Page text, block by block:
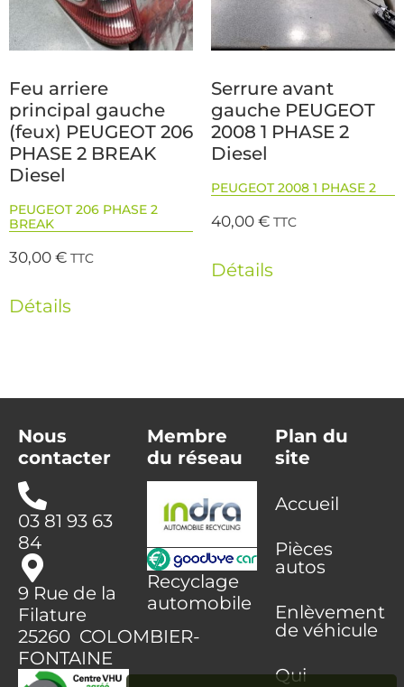
Feu arriere
principal gauche
(feux) PEUGEOT 206
PHASE 2 BREAK
Diesel
PEUGEOT 206 PHASE 2
BREAK
30,00€ TTC
Détails
Serrure avant
gauche PEUGEOT
2008 1 PHASE 2
Diesel
PEUGEOT 2008 1 PHASE 2
40,00€ TTC
Détails
Nous
contacter
03 81 93 63
84
9 Rue de la
Filature
25260 COLOMBIER-
FONTAINE
Membre
du réseau
Recyclage
automobile
Plan du
site
Accueil
Pièces
autos
Enlèvement
de véhicule
Qui